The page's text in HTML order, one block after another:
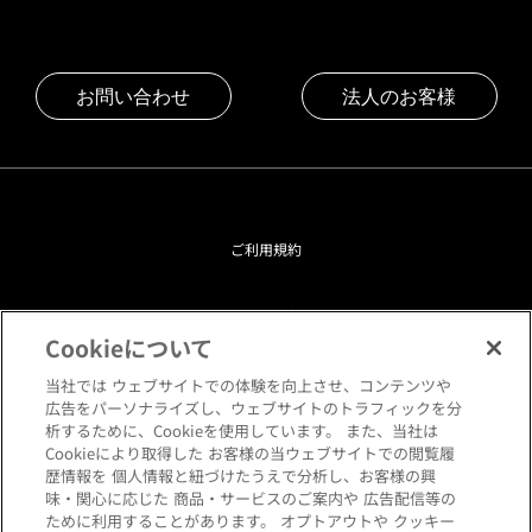
お問い合わせ 法人のお客様
ご利用規約
プライバシーポリシー
クッキーポリシー
閲覧環境について
サイトマップ
Cookieについて
当社では ウェブサイトでの体験を向上させ、コンテンツや
広告をパーソナライズし、ウェブサイトのトラフィックを分
析するために、Cookieを使用しています。 また、当社は
Cookieにより取得した お客様の当ウェブサイトでの閲覧履
歴情報を 個人情報と紐づけたうえで分析し、お客様の興
味・関心に応じた 商品・サービスのご案内や 広告配信等の
ために利用することがあります。 オプトアウトや クッキー